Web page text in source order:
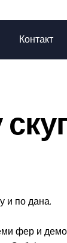
Контакт
и по дана.
фер и